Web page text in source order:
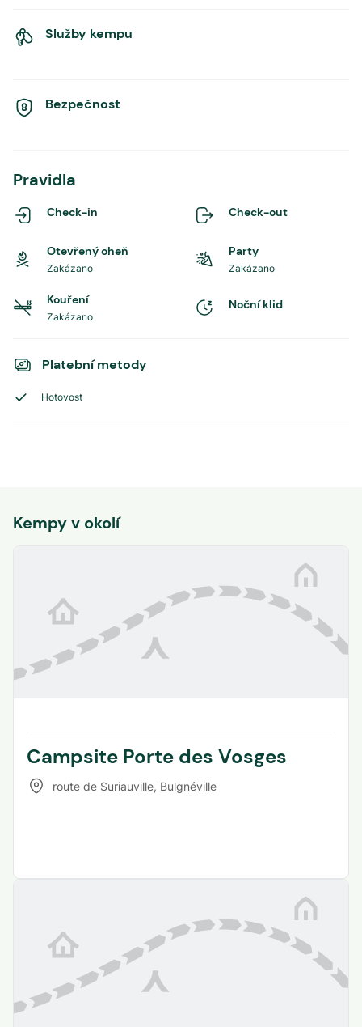
Služby kempu
Bezpečnost
Pravidla
Check-in Check-out
Otevřený oheň
Zakázano
Party
Zakázano
Kouření
Zakázano
Noční klid
Platební metody
Hotovost
Kempy v okolí
Campsite Porte des Vosges
route de Suriauville, Bulgnéville